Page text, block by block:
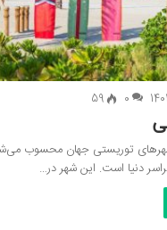
0
59
توریستی جهان محسوب
دنیا است. این شهر در…